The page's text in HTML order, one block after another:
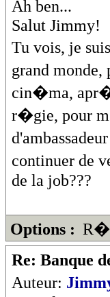
Ah ben...
Salut Jimmy!
Tu vois, je
grand
cin�ma,
r�gie, pour
continuer de
de la job???
Options :
Re: Banque
Auteur: